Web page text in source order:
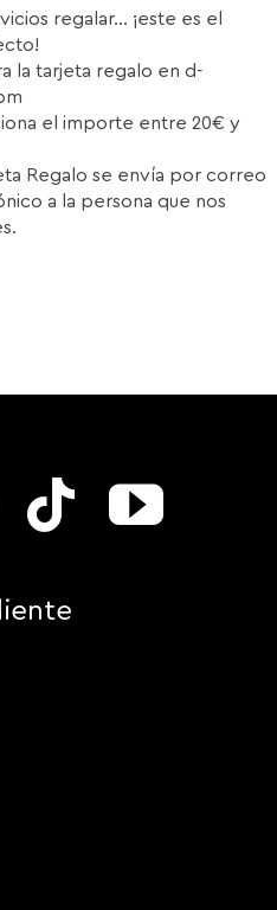
regalar... ¡este es el
la tarjeta regalo en d-
el importe entre 20€ y
Regalo se envía por correo
a la persona que nos